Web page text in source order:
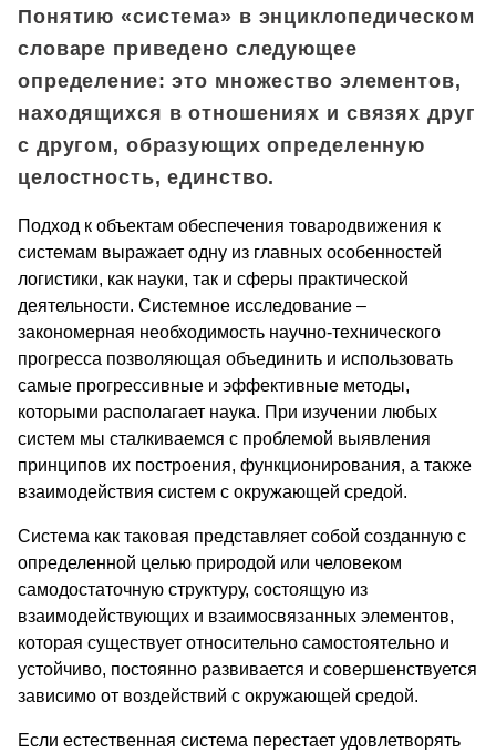
Понятию «система» в энциклопедическом
словаре приведено следующее
определение: это множество элементов,
находящихся в отношениях и связях друг
с другом, образующих определенную
целостность, единство.
Подход к объектам обеспечения товародвижения к
системам выражает одну из главных особенностей
логистики, как науки, так и сферы практической
деятельности. Системное исследование –
закономерная необходимость научно-технического
прогресса позволяющая объединить и использовать
самые прогрессивные и эффективные методы,
которыми располагает наука. При изучении любых
систем мы сталкиваемся с проблемой выявления
принципов их построения, функционирования, а также
взаимодействия систем с окружающей средой.
Система как таковая представляет собой созданную с
определенной целью природой или человеком
самодостаточную структуру, состоящую из
взаимодействующих и взаимосвязанных элементов,
которая существует относительно самостоятельно и
устойчиво, постоянно развивается и совершенствуется
зависимо от воздействий с окружающей средой.
Если естественная система перестает удовлетворять